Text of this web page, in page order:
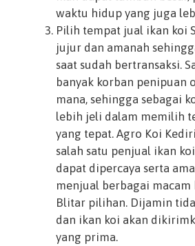
waktu hidup yang juga
Pilih tempat jual ikan koi
jujur dan amanah
saat sudah bertransaksi.
banyak korban penipuan
mana, sehingga sebagai
lebih jeli dalam memilih
yang tepat. Agro Koi
salah satu penjual ikan
dapat dipercaya serta
menjual berbagai
Blitar pilihan. Dijamin
dan ikan koi akan
yang prima.